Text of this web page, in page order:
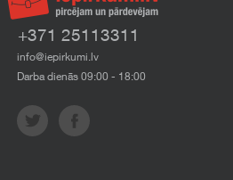
+371 25113311
info@iepirkumi.lv
Darba dienās 09:00 - 18:00